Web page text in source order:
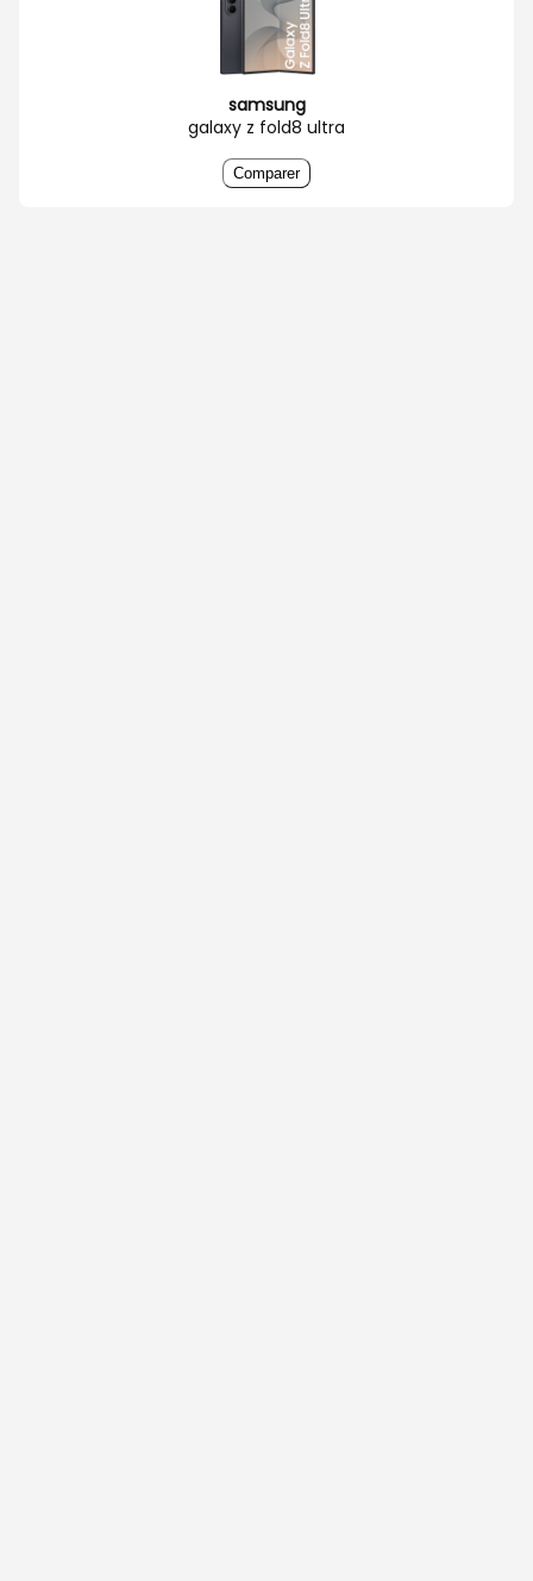
samsung
galaxy z fold8 ultra
Comparer